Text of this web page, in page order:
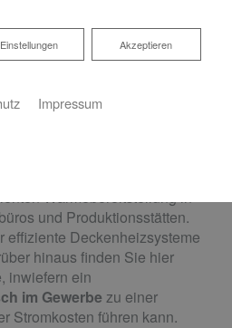
energieeffizienten Systemen
Wärmebereitstellung in
und Produktionsstätten.
effiziente Deckenheizsysteme
hinaus finden Sie hier
inwiefern ein
im Gewerbe zu einer
Stromkosten führen kann.
Akzeptieren
Einstellungen
Impressum